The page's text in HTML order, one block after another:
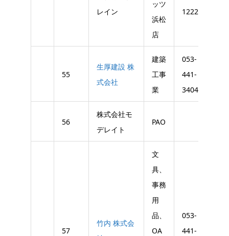
レイン
ッツ
浜松
店
1222
55
生厚建設 株
式会社
建築
工事
業
053-
441-
3404
56
株式会社モ
デレイト
PAO
57
竹内 株式会
文
具、
事務
用
品、
OA
053-
441-